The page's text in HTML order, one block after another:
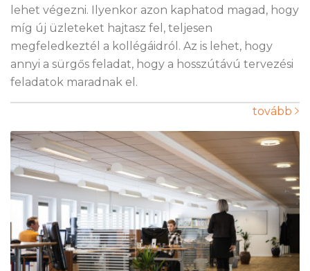
lehet végezni. Ilyenkor azon kaphatod magad, hogy
míg új üzleteket hajtasz fel, teljesen
megfeledkeztél a kollégáidról. Az is lehet, hogy
annyi a sürgős feladat, hogy a hosszútávú tervezési
feladatok maradnak el.
tovább